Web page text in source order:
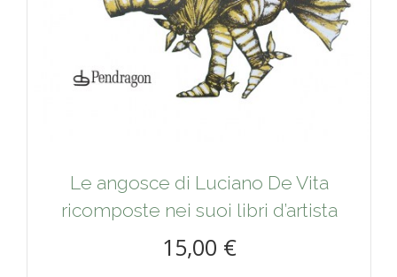
Le angosce di Luciano De Vita
ricomposte nei suoi libri d’artista
15,00 €